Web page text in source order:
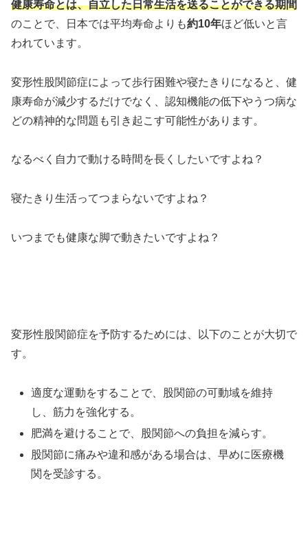
健康寿命とは、自立した日常生活を送ることができる期間
のことで、日本では平均寿命よりも約10年ほど低いと言
われています。
変形性股関節症によって歩行困難や寝たきりになると、健
康寿命が減少するだけでなく、認知機能の低下やうつ病な
どの精神的な問題も引き起こす可能性があります。
なるべく自力で動ける時間を長くしたいですよね？
寝たきり生活ってつまらないですよね？
いつまでも健康な脚で動きたいですよね？
変形性股関節症を予防するためには、以下のことが大切で
す。
適度な運動をすることで、股関節の可動域を維持
し、筋力を強化する。
肥満を避けることで、股関節への負担を減らす。
股関節に痛みや違和感がある場合は、早めに医療機
関を受診する。